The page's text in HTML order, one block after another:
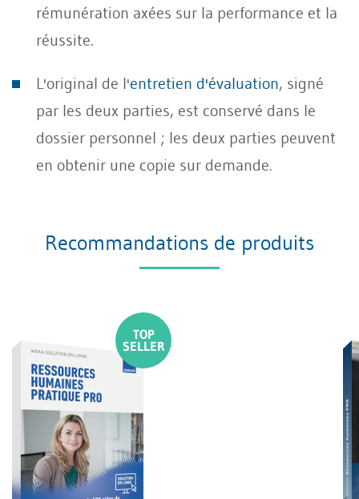
rémunération axées sur la performance et la
réussite.
L'original de l'entretien d'évaluation, signé
par les deux parties, est conservé dans le
dossier personnel ; les deux parties peuvent
en obtenir une copie sur demande.
Recommandations de produits